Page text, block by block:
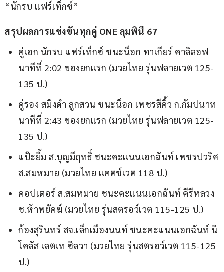
“นักรบ แฟร์เท็กซ์”
สรุปผลการแข่งขันทุกคู่ ONE ลุมพินี 67
คู่เอก นักรบ แฟร์เท็กซ์ ชนะน็อก ทาเกียร์ คาลิลอฟ
นาทีที่ 2:02 ของยกแรก (มวยไทย รุ่นฟลายเวต 125-
135 ป.)
คู่รอง สมิงดำ ลูกสวน ชนะน็อก เพชรสีคิ้ว ก.กัมปนาท
นาทีที่ 2:43 ของยกแรก (มวยไทย รุ่นฟลายเวต 125-
135 ป.)
แป๊ะยิ้ม ส.บุญมีฤทธิ์ ชนะคะแนนเอกฉันท์ เพชรปวริศ
ส.สมหมาย (มวยไทย แคตช์เวต 118 ป.)
คอปเตอร์ ส.สมหมาย ชนะคะแนนเอกฉันท์ คีรีหลวง
ช.ห้าพยัคฆ์ (มวยไทย รุ่นสตรอว์เวต 115-125 ป.)
ก้องสุรินทร์ สจ.เล็กเมืองนนท์ ชนะคะแนนเอกฉันท์ นิ
โคลัส เลตเท ซิลวา (มวยไทย รุ่นสตรอว์เวต 115-125
ป.)